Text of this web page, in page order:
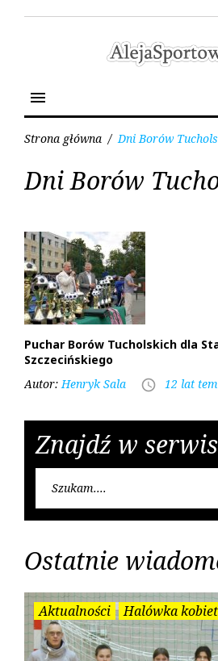
menu
Strona główna / Dni Borów
Dni
Borów
Dni Borów
Puchar Borów Tucholskich dla
Szczecińskiego
Autor: Henryk Sala access_time 12 lat
Znajdź w
Ostatnie
Aktualności Halówka kobiet